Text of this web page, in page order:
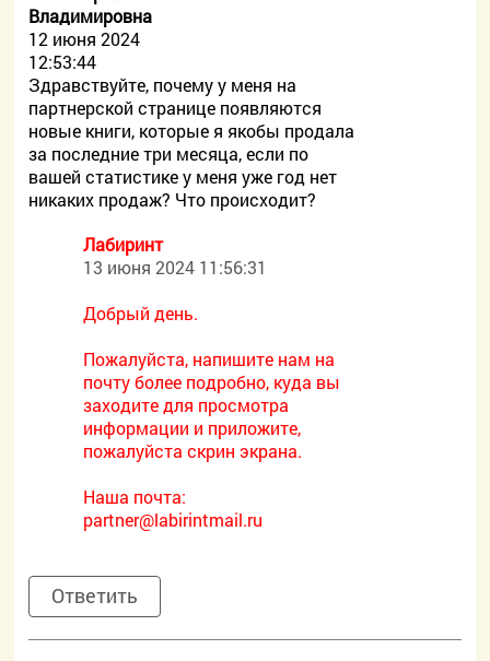
Владимировна
12 июня 2024
12:53:44
Здравствуйте, почему у меня на
партнерской странице появляются
новые книги, которые я якобы продала
за последние три месяца, если по
вашей статистике у меня уже год нет
никаких продаж? Что происходит?
Лабиринт
13 июня 2024 11:56:31
Добрый день.
Пожалуйста, напишите нам на
почту более подробно, куда вы
заходите для просмотра
информации и приложите,
пожалуйста скрин экрана.
Наша почта:
partner@labirintmail.ru
Ответить